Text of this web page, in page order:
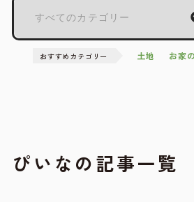
おすすめカテゴリー 土地 お家
ぴいなの記事一覧